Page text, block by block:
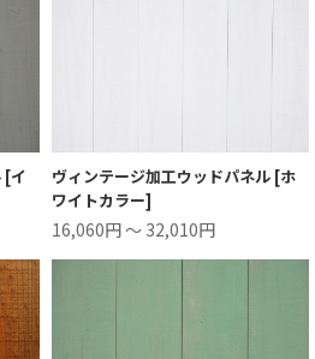
[イ
ヴィンテージ加工ウッドパネル [ホ
ワイトカラー]
16,060円 ～ 32,010円